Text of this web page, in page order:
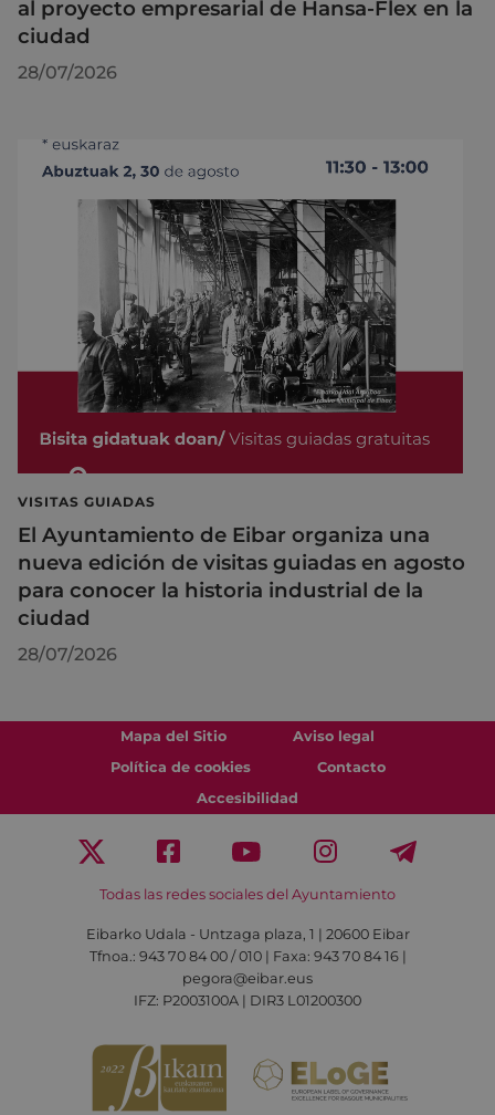
al proyecto empresarial de Hansa-Flex en la
ciudad
28/07/2026
VISITAS GUIADAS
El Ayuntamiento de Eibar organiza una
nueva edición de visitas guiadas en agosto
para conocer la historia industrial de la
ciudad
28/07/2026
Mapa del Sitio
Aviso legal
Política de cookies
Contacto
Accesibilidad
Todas las redes sociales del Ayuntamiento
Eibarko Udala - Untzaga plaza, 1 | 20600 Eibar
Tfnoa.: 943 70 84 00 / 010 | Faxa: 943 70 84 16 |
pegora@eibar.eus
IFZ: P2003100A | DIR3 L01200300